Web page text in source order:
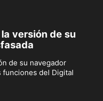
versión de su
de su navegador
funciones del Digital